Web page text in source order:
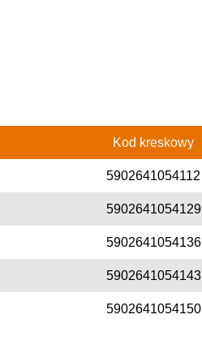
Kod kreskowy
5902641054112
5902641054129
5902641054136
5902641054143
5902641054150